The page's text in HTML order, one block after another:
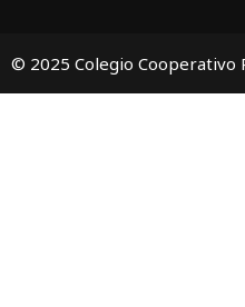
© 2025 Colegio Cooperativo